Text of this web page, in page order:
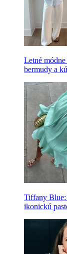
Letné
bermudy a
Tiffany
ikonickú